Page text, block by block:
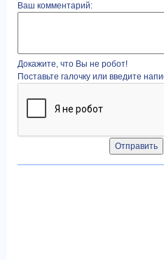
Ваш комментарий:
Докажите, что Вы не робот!
Поставьте галочку или введите